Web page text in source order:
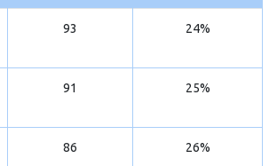
93 24%
91 25%
86 26%